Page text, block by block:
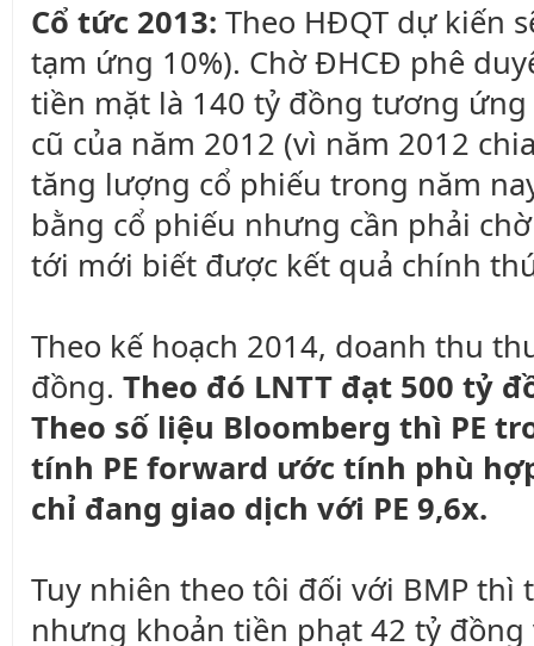
Cổ tức 2013: Theo HĐQT dự kiến
tạm ứng 10%). Chờ ĐHCĐ phê
tiền mặt là 140 tỷ đồng tương
cũ của năm 2012 (vì năm 2012
tăng lượng cổ phiếu trong năm
bằng cổ phiếu nhưng cần phải
tới mới biết được kết quả chính
Theo kế hoạch 2014, doanh thu
đồng. Theo đó LNTT đạt 500 tỷ
Theo số liệu Bloomberg thì PE
tính PE forward ước tính phù
chỉ đang giao dịch với PE 9,6x.
Tuy nhiên theo tôi đối với BMP
nhưng khoản tiền phạt 42 tỷ